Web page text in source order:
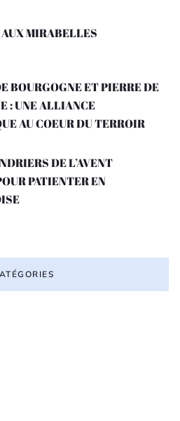
MIRABELLES
BOURGOGNE ET PIERRE DE
: UNE ALLIANCE
AU COEUR DU TERROIR
DE L’AVENT
PATIENTER EN